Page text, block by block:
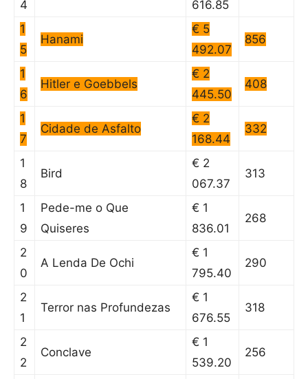
4 616.85
1
5
Hanami
€ 5
492.07
856
1
6
Hitler e Goebbels
€ 2
445.50
408
1
7
Cidade de Asfalto
€ 2
168.44
332
1
8
Bird
€ 2
067.37
313
1
9
Pede-me o Que
Quiseres
€ 1
836.01
268
2
0
A Lenda De Ochi
€ 1
795.40
290
2
1
Terror nas Profundezas
€ 1
676.55
318
2
2
Conclave
€ 1
539.20
256